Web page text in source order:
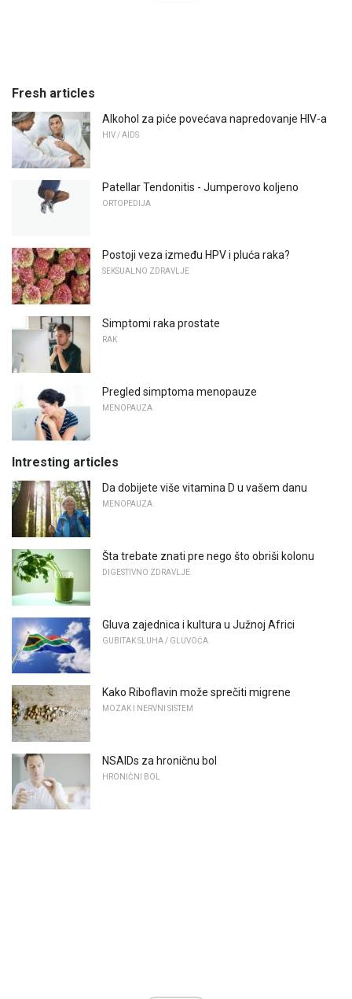
Fresh articles
Alkohol za piće povećava napredovanje HIV-a
HIV / AIDS
Patellar Tendonitis - Jumperovo koljeno
ORTOPEDIJA
Postoji veza između HPV i pluća raka?
SEKSUALNO ZDRAVLJE
Simptomi raka prostate
RAK
Pregled simptoma menopauze
MENOPAUZA
Intresting articles
Da dobijete više vitamina D u vašem danu
MENOPAUZA
Šta trebate znati pre nego što obriši kolonu
DIGESTIVNO ZDRAVLJE
Gluva zajednica i kultura u Južnoj Africi
GUBITAK SLUHA / GLUVOĆA
Kako Riboflavin može sprečiti migrene
MOZAK I NERVNI SISTEM
NSAIDs za hroničnu bol
HRONIČNI BOL